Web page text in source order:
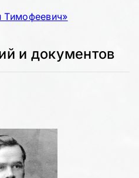
и документов